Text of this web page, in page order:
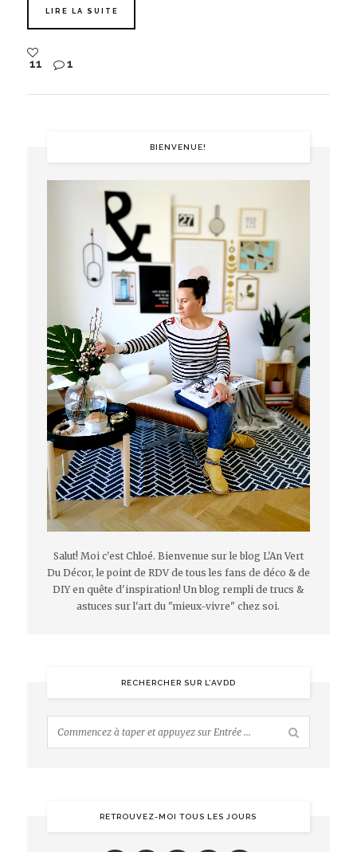
LIRE LA SUITE
11 1
BIENVENUE!
Salut! Moi c'est Chloé. Bienvenue sur le blog L'An Vert
Du Décor, le point de RDV de tous les fans de déco & de
DIY en quête d'inspiration! Un blog rempli de trucs &
astuces sur l'art du "mieux-vivre" chez soi.
RECHERCHER SUR L’AVDD
RETROUVEZ-MOI TOUS LES JOURS